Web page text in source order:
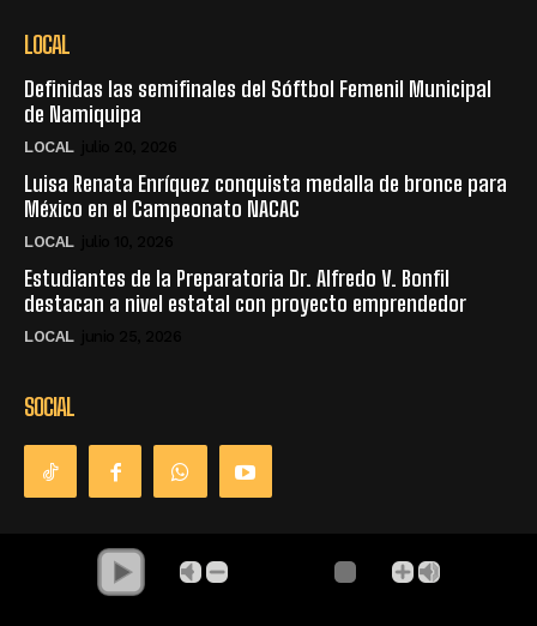
LOCAL
Definidas las semifinales del Sóftbol Femenil Municipal
de Namiquipa
LOCAL
Luisa Renata Enríquez conquista medalla de bronce para
México en el Campeonato NACAC
LOCAL
Estudiantes de la Preparatoria Dr. Alfredo V. Bonfil
destacan a nivel estatal con proyecto emprendedor
LOCAL
SOCIAL
© Derechos Reservados - La Única Radio - Namiquipa Chihuahua,